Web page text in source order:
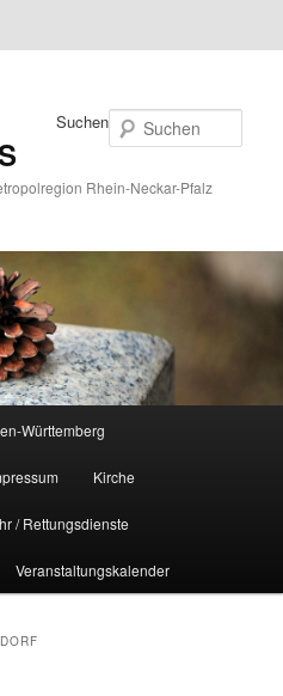
Rhein-Neckar-Pfalz
Suchen
Württemberg
Kirche
/ Rettungsdienste
Veranstaltungskalender